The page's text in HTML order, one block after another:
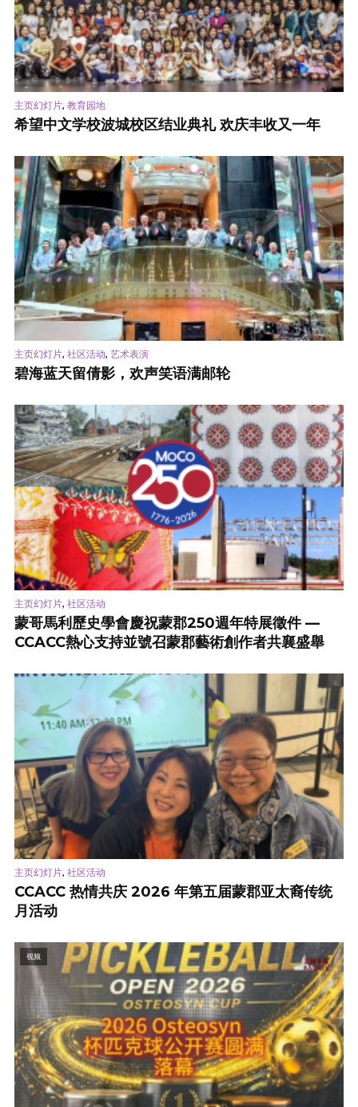
主页幻灯片, 教育园地
希望中文学校波城校区结业典礼 欢庆丰收又一年
主页幻灯片, 社区活动, 艺术表演
碧海蓝天留倩影，欢声笑语满邮轮
主页幻灯片, 社区活动
蒙哥馬利歷史學會慶祝蒙郡250週年特展徵件 —
CCACC熱心支持並號召蒙郡藝術創作者共襄盛舉
主页幻灯片, 社区活动
CCACC 热情共庆 2026 年第五届蒙郡亚太裔传统
月活动
视频